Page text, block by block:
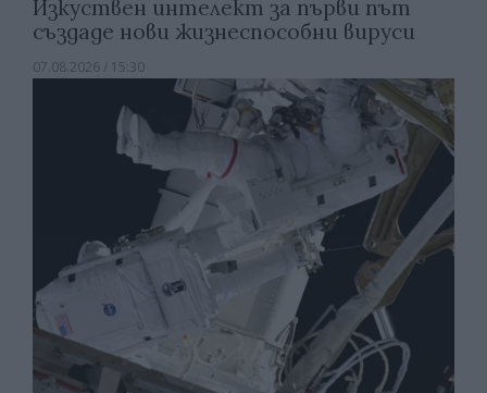
Изкуствен интелект за първи път
създаде нови жизнеспособни вируси
07.08.2026 / 15:30